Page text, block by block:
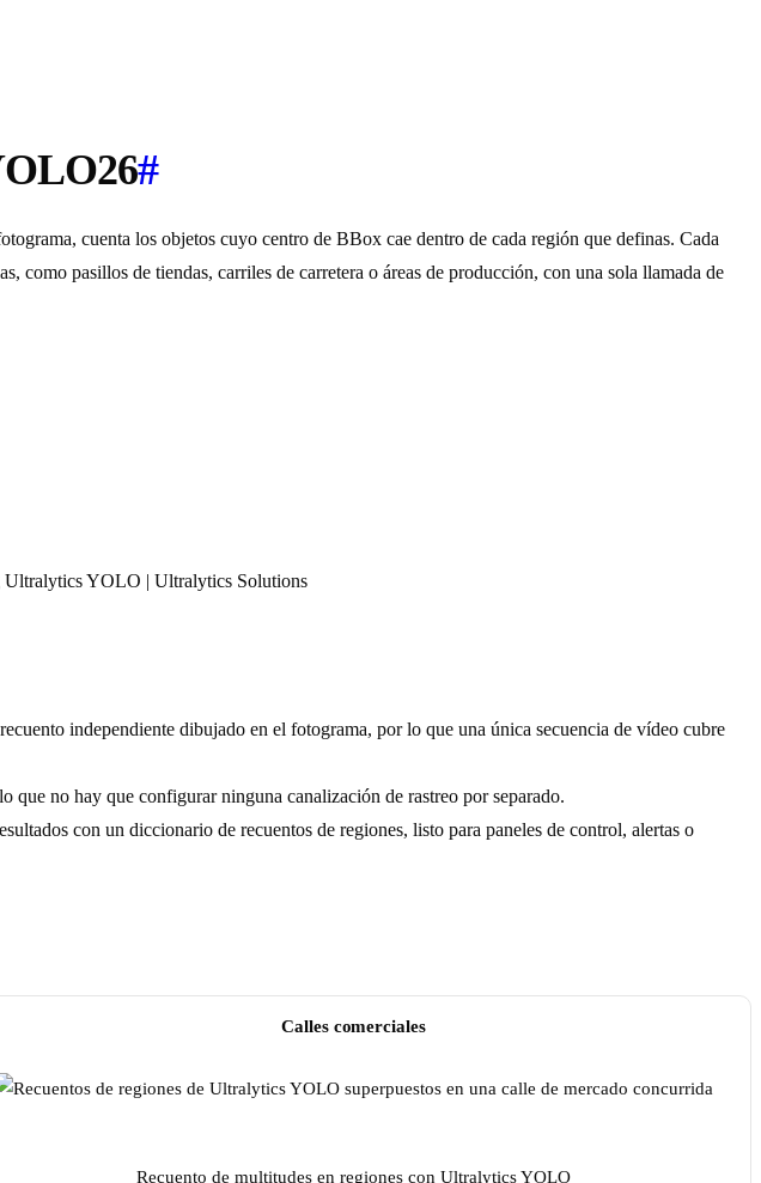
#
cuenta los objetos cuyo centro de BBox cae dentro de cada región que definas. Cada
como pasillos de tiendas, carriles de carretera o áreas de producción, con una sola llamada de
YOLO | Ultralytics Solutions
independiente dibujado en el fotograma, por lo que una única secuencia de vídeo cubre
que no hay que configurar ninguna canalización de rastreo por separado.
con un diccionario de recuentos de regiones, listo para paneles de control, alertas o
Calles comerciales
Recuento de multitudes en regiones con Ultralytics YOLO